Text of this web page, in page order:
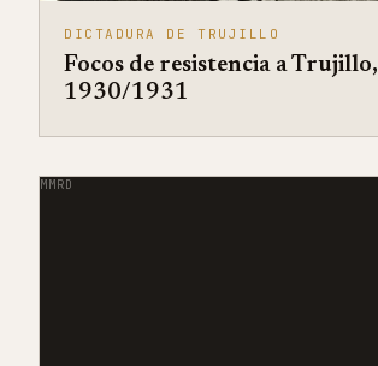
DICTADURA DE TRUJILLO
Focos de resistencia a Trujillo,
1930/1931
MMRD